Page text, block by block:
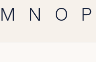
M N O P